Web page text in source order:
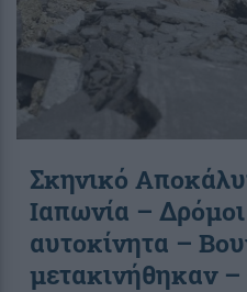
Σκηνικό
Ιαπωνία –
αυτοκίνητα –
μετακινήθηκαν